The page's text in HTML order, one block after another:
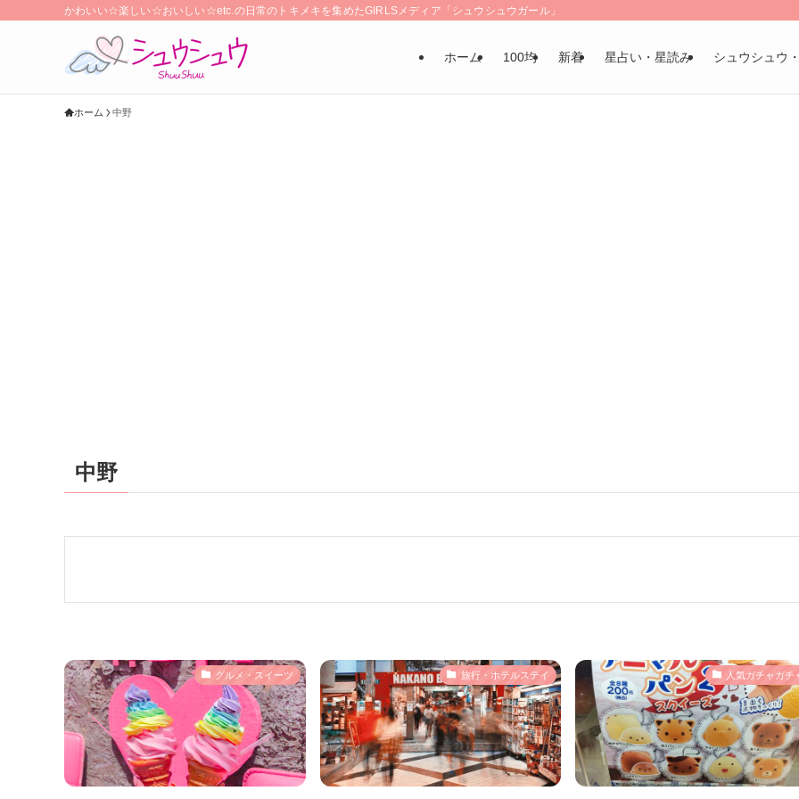
かわいい☆楽しい☆おいしい☆etc.の日常のトキメキを集めたGIRLSメディア「シュウシュウガール」
ホーム 100均 新着 星占い・星読み シュウシュウ
ホーム 中野
中野
グルメ・スイーツ 旅行・ホテルステイ 人気ガチャガチ